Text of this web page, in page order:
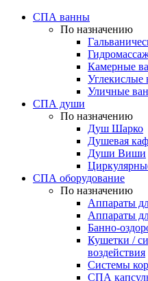
СПА ванны
По назначению
Камерные
Углекислые
Уличные
СПА души
По назначению
Душ Шарко
Душевая
Души Виши
СПА оборудование
По назначению
Аппараты
Аппараты
Банно-
Кушетки /
воздействия
Системы
СПА